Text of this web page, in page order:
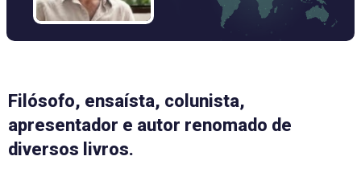
Filósofo, ensaísta, colunista,
apresentador e autor renomado de
diversos livros.